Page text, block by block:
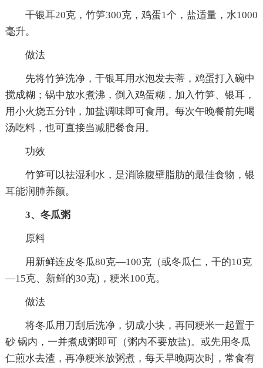
干银耳20克，竹笋300克，鸡蛋1个，盐适量，水1000
毫升。
做法
先将竹笋洗净，干银耳用水泡发去蒂，鸡蛋打入碗中
搅成糊；锅中放水煮沸，倒入鸡蛋糊，加入竹笋、银耳，
用小火烧五分钟，加盐调味即可食用。每次午晚餐前先喝
汤吃料，也可直接当减肥餐食用。
功效
竹笋可以祛湿利水，是消除腹壁脂肪的最佳食物，银
耳能润肺养颜。
3、冬瓜粥
原料
用新鲜连皮冬瓜80克—100克（或冬瓜仁，干的10克
—15克、新鲜的30克)，粳米100克。
做法
将冬瓜用刀刮后洗净，切成小块，再同粳米一起置于
砂 锅内，一并煮成粥即可（粥内不要放盐)。或先用冬瓜
仁煎水去渣，再净粳米放粥煮，每天早晚两次时，常食有